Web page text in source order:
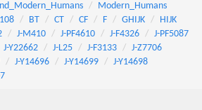
Modern_Humans
BT CT CF F GHIJK
HIJK
J-M410 J-PF4610 J-F4326
J-PF5087
J-Y22662 J-L25 J-F3133
J-Z7706
J-Y14696 J-Y14699
J-Y14698